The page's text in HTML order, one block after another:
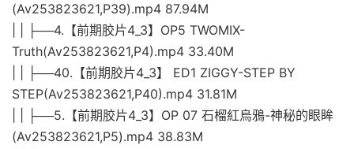
(Av253823621,P39).mp4 87.94M
| | ├──4.【前期胶片4_3】OP5 TWOMIX-
Truth(Av253823621,P4).mp4 33.40M
| | ├──40.【前期胶片4_3】 ED1 ZIGGY-STEP BY
STEP(Av253823621,P40).mp4 31.81M
| | ├──5.【前期胶片4_3】OP 07 石榴紅烏鴉-神秘的眼眸
(Av253823621,P5).mp4 38.83M